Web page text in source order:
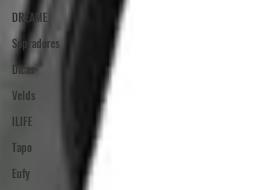
DREAME
Sopradores
Dicas
Velds
ILIFE
Tapo
Eufy